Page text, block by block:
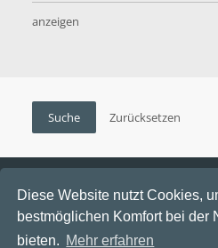
Diese Website nutzt Cookies,
bestmöglichen Komfort bei der
bieten. Mehr erfahren
anzeigen
Funga Austria FAQ
Alle Zeiten sind
Aktuelle Zeit: 7.